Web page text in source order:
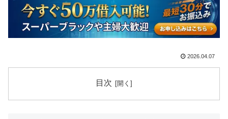
2026.04.07
目次